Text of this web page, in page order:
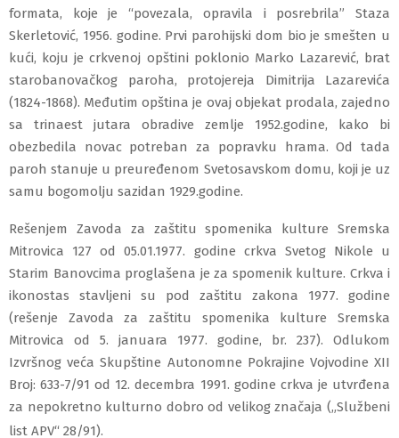
formata, koje je “povezala, opravila i posrebrila” Staza
Skerletović, 1956. godine. Prvi parohijski dom bio je smešten u
kući, koju je crkvenoj opštini poklonio Marko Lazarević, brat
starobanovačkog paroha, protojereja Dimitrija Lazarevića
(1824-1868). Međutim opština je ovaj objekat prodala, zajedno
sa trinaest jutara obradive zemlje 1952.godine, kako bi
obezbedila novac potreban za popravku hrama. Od tada
paroh stanuje u preuređenom Svetosavskom domu, koji je uz
samu bogomolju sazidan 1929.godine.
Rešenjem Zavoda za zaštitu spomenika kulture Sremska
Mitrovica 127 od 05.01.1977. godine crkva Svetog Nikole u
Starim Banovcima proglašena je za spomenik kulture. Crkva i
ikonostas stavljeni su pod zaštitu zakona 1977. godine
(rešenje Zavoda za zaštitu spomenika kulture Sremska
Mitrovica od 5. januara 1977. godine, br. 237). Odlukom
Izvršnog veća Skupštine Autonomne Pokrajine Vojvodine XII
Broj: 633-7/91 od 12. decembra 1991. godine crkva je utvrđena
za nepokretno kulturno dobro od velikog značaja („Službeni
list APV“ 28/91).